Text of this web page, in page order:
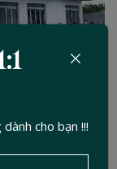
cho bạn !!!